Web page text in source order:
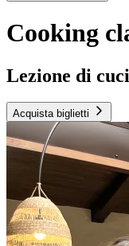
Cooking
Lezione di
Acquista biglietti